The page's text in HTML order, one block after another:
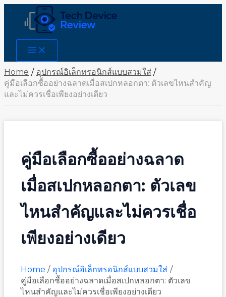
Main
Menu
Home
อุปกรณ์อิเล็กทรอนิกส์แบบสวมใส่
คู่มือเลือกซื้ออย่างฉลาดเมื่อสเปกหลอกตา: ตัวเลขไหนสำคัญ
และไม่ควรเชื่อเพียงอย่างเดียว
คู่มือเลือกซื้ออย่างฉลาด
เมื่อสเปกหลอกตา: ตัวเลข
ไหนสำคัญและไม่ควรเชื่อ
เพียงอย่างเดียว
Home
อุปกรณ์อิเล็กทรอนิกส์แบบสวมใส่
คู่มือเลือกซื้ออย่างฉลาดเมื่อสเปกหลอกตา: ตัวเลข
ไหนสำคัญและไม่ควรเชื่อเพียงอย่างเดียว